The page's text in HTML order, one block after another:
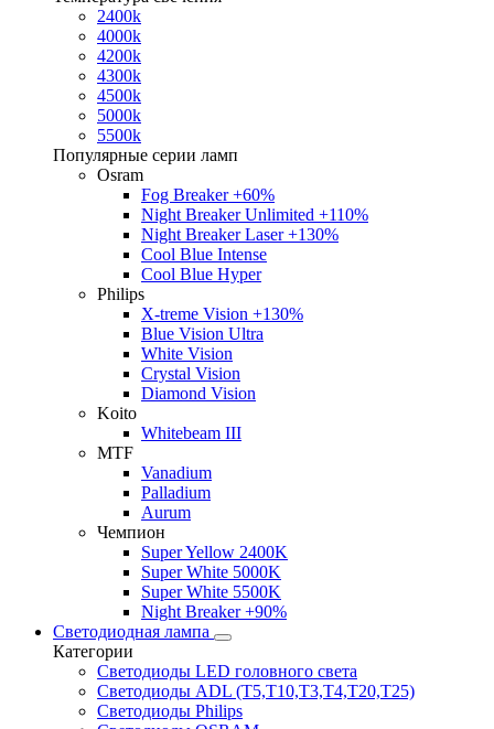
2400k
4000k
4200k
4300k
4500k
5000k
5500k
Популярные серии ламп
Osram
Fog Breaker +60%
Night Breaker Unlimited +110%
Night Breaker Laser +130%
Cool Blue Intense
Cool Blue Hyper
Philips
X-treme Vision +130%
Blue Vision Ultra
White Vision
Crystal Vision
Diamond Vision
Koito
Whitebeam III
MTF
Vanadium
Palladium
Aurum
Чемпион
Super Yellow 2400K
Super White 5000K
Super White 5500K
Night Breaker +90%
Светодиодная лампа
Категории
Светодиоды LED головного света
Светодиоды ADL (T5,T10,T3,T4,T20,T25)
Светодиоды Philips